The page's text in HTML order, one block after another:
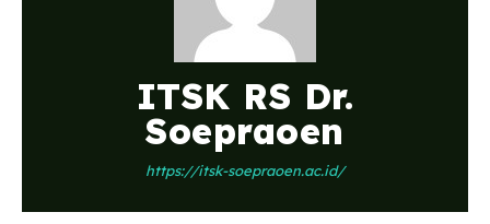
ITSK RS Dr.
Soepraoen
https://itsk-soepraoen.ac.id/